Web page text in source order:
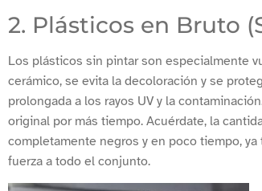
2. Plásticos en Bruto
Los plásticos sin pintar son especialmente
cerámico, se evita la decoloración y se
prolongada a los rayos UV y la
original por más tiempo. Acuérdate, la
completamente negros y en poco tiempo,
fuerza a todo el conjunto.